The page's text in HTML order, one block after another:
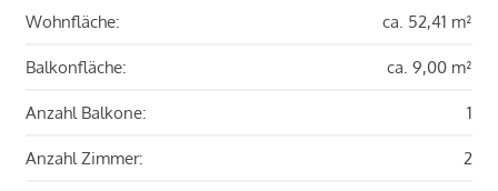
Wohnfläche: ca. 52,41 m²
Balkonfläche: ca. 9,00 m²
Anzahl Balkone: 1
Anzahl Zimmer: 2